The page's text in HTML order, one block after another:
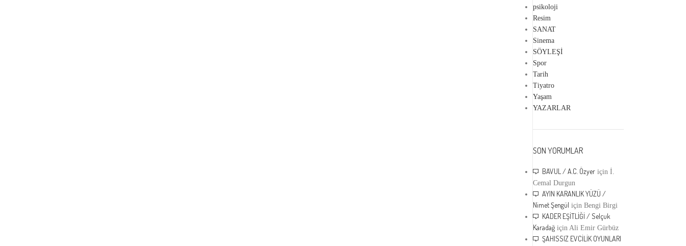
psikoloji
Resim
SANAT
Sinema
SÖYLEŞİ
Spor
Tarih
Tiyatro
Yaşam
YAZARLAR
SON YORUMLAR
BAVUL / A.C. Özyer içinİ.
Cemal Durgun
AYIN KARANLIK YÜZÜ /
Nimet Şengül içinBengi Birgi
KADER EŞİTLİĞİ / Selçuk
Karadağ içinAli Emir Gürbüz
ŞAHISSIZ EVCİLİK OYUNLARI